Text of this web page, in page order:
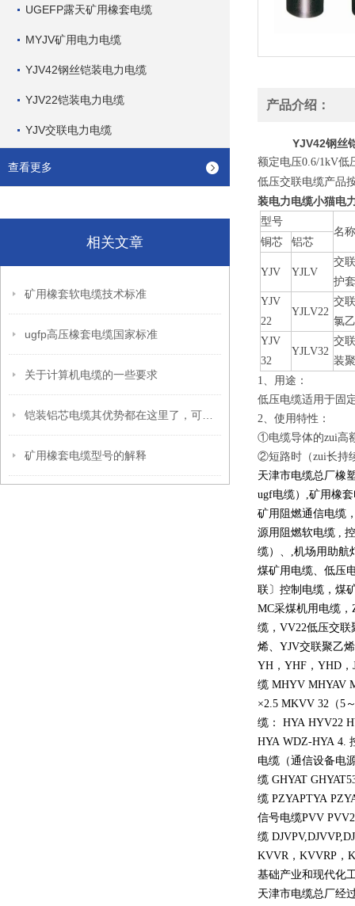
UGEFP露天矿用橡套电缆
MYJV矿用电力电缆
YJV42钢丝铠装电力电缆
YJV22铠装电力电缆
YJV交联电力电缆
查看更多
相关文章
矿用橡套软电缆技术标准
ugfp高压橡套电缆国家标准
关于计算机电缆的一些要求
矿用橡套电缆型号的解释
产品介绍：
YJV42钢丝
额定电压0.6/1kV低
低压交联电缆产品
装电力电缆小猫电
型号
名
铜芯
铝芯
YJV YJLV
交
护
YJV
22
YJLV22
交
氯
YJV
32
YJLV32
交
装
1、用途：
低压电缆适用于固
2、使用特性：
①电缆导体的zui高
②短路时（zui长持
天津市电缆总厂橡
ugf电缆）,矿用橡
矿用阻燃通信电缆
源用阻燃软电缆 ,
缆）、,机场用助航
煤矿用电缆、低压
联〕控制电缆，煤
MC采煤机用电缆
缆，VV22低压交
烯、YJV交联聚乙
YH，YHF，YHD
缆 MHYV MHYAV
×2.5 MKVV 32（5
缆： HYA HYV22
HYA WDZ-HYA 4.
电缆（通信设备电
缆 GHYAT
缆 PZYAPTYA
信号电缆PVV
缆
KVVR，KVVRP，
基础产业和现代化
天津市电缆总厂经